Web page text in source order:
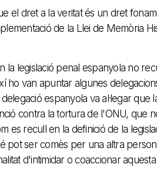
el dret a la veritat és un dret
de la Llei de Memòria
la legislació penal espanyola no
ho van apuntar algunes
espanyola va al·legar que
contra la tortura de l'ONU, que
es recull en la definició de la
pot ser comès per una altra
d'intimidar o coaccionar